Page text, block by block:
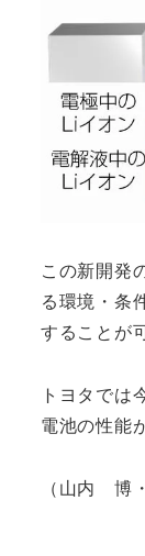
この新開発
る環境・条
することが
トヨタで
電池の性能
（山内 博